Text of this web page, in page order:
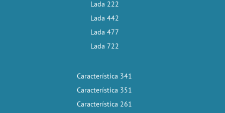
Lada 222
Lada 442
Lada 477
Lada 722
Característica 341
Característica 351
Característica 261